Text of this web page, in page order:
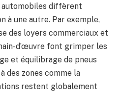
diffèrent
à une autre. Par exemple,
des loyers commerciaux et
d’œuvre font grimper les
et équilibrage de pneus
des zones comme la
restent globalement